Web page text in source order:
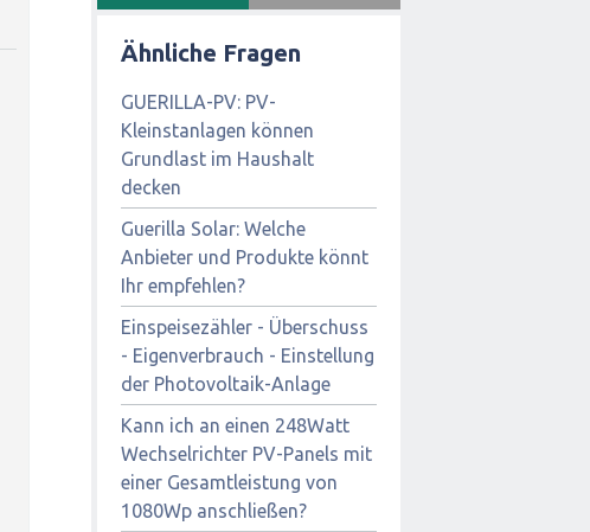
Ähnliche Fragen
GUERILLA-PV: PV-
Kleinstanlagen können
Grundlast im Haushalt
decken
Guerilla Solar: Welche
Anbieter und Produkte könnt
Ihr empfehlen?
Einspeisezähler - Überschuss
- Eigenverbrauch - Einstellung
der Photovoltaik-Anlage
Kann ich an einen 248Watt
Wechselrichter PV-Panels mit
einer Gesamtleistung von
1080Wp anschließen?